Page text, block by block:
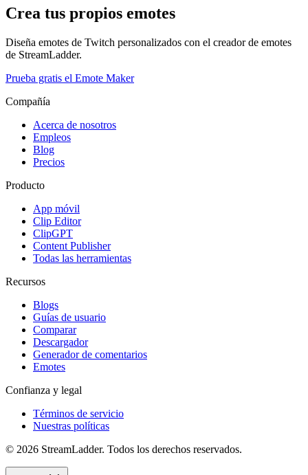
Crea tus propios emotes
Diseña emotes de Twitch personalizados con el creador de emotes
de StreamLadder.
Prueba gratis el Emote Maker
Compañía
Acerca de nosotros
Empleos
Blog
Precios
Producto
App móvil
Clip Editor
ClipGPT
Content Publisher
Todas las herramientas
Recursos
Blogs
Guías de usuario
Comparar
Descargador
Generador de comentarios
Emotes
Confianza y legal
Términos de servicio
Nuestras políticas
© 2026 StreamLadder. Todos los derechos reservados.